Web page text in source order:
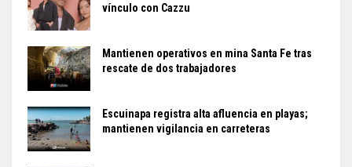
vínculo con Cazzu
Mantienen operativos en mina Santa Fe tras
rescate de dos trabajadores
Escuinapa registra alta afluencia en playas;
mantienen vigilancia en carreteras